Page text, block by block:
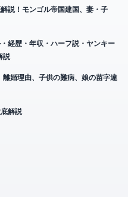
説！モンゴル帝国建国、妻・子
経歴・年収・ハーフ説・ヤンキー
説
離婚理由、子供の難病、娘の苗字違
解説